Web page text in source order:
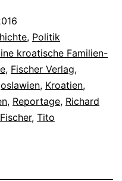
, Politik
kroatische Familien-
, Fischer Verlag,
, Kroatien,
, Reportage, Richard
, Tito